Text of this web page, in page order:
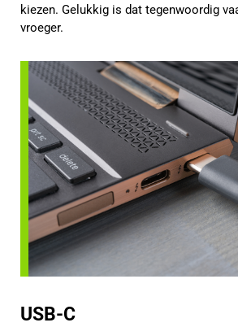
kiezen. Gelukkig is dat tegenwoordig
vroeger.
USB-C